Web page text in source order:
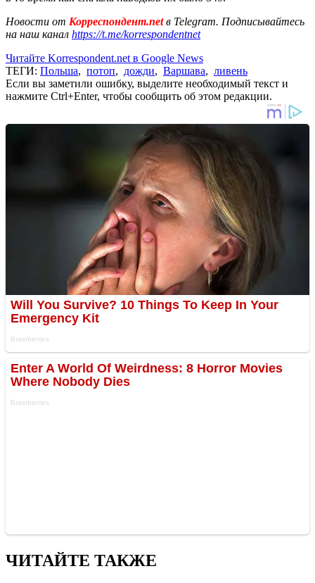
Новости от Корреспондент.netв Telegram. Подписывайтесь
на наш канал https://t.me/korrespondentnet
Читайте Korrespondent.net в Google News
ТЕГИ: Польша, потоп, дожди, Варшава, ливень
Если вы заметили ошибку, выделите необходимый текст и
нажмите Ctrl+Enter, чтобы сообщить об этом редакции.
ЧИТАЙТЕ ТАКЖЕ